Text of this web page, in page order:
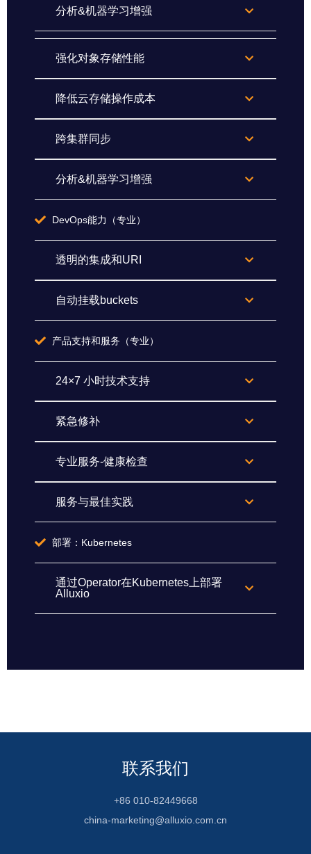
分析&机器学习增强
强化对象存储性能
降低云存储操作成本
跨集群同步
分析&机器学习增强
DevOps能力（专业）
透明的集成和URI
自动挂载buckets
产品支持和服务（专业）
24×7 小时技术支持
紧急修补
专业服务-健康检查
服务与最佳实践
部署：Kubernetes
通过Operator在Kubernetes上部署
Alluxio
联系我们
+86 010-82449668
china-marketing@alluxio.com.cn